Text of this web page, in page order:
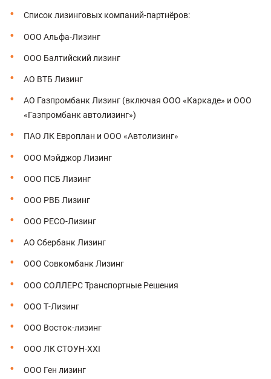
Список лизинговых компаний-партнёров:
ООО Альфа-Лизинг
ООО Балтийский лизинг
АО ВТБ Лизинг
АО Газпромбанк Лизинг (включая ООО «Каркаде» и ООО
«Газпромбанк автолизинг»)
ПАО ЛК Европлан и ООО «Автолизинг»
ООО Мэйджор Лизинг
ООО ПСБ Лизинг
ООО РВБ Лизинг
ООО РЕСО-Лизинг
АО Сбербанк Лизинг
ООО Совкомбанк Лизинг
ООО СОЛЛЕРС Транспортные Решения
ООО Т‑Лизинг
ООО Восток‑лизинг
ООО ЛК СТОУН‑XXI
ООО Ген лизинг